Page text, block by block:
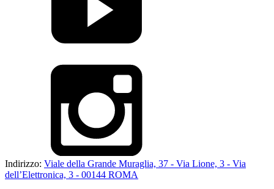
Indirizzo: Viale della Grande Muraglia, 37 - Via Lione, 3 - Via
dell’Elettronica, 3 - 00144 ROMA